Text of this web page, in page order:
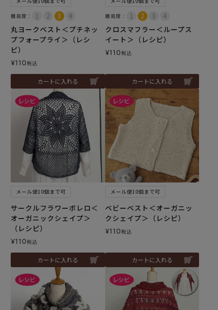
難易度：
丸ヨークベスト＜プチネッ
プフォープライ＞（レシ
ピ）
¥110税込
カートに入れる
難易度：
クロスマフラー＜ループス
イート＞（レシピ）
¥110税込
カートに入れる
メール便10個まで可
サークルフラワーボレロ＜
オーガニックシェイプ＞
（レシピ）
¥110税込
カートに入れる
メール便10個まで可
ベビーベスト＜オーガニッ
クシェイプ＞（レシピ）
¥110税込
カートに入れる